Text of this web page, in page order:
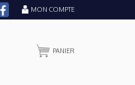
MON COMPTE
PANIER